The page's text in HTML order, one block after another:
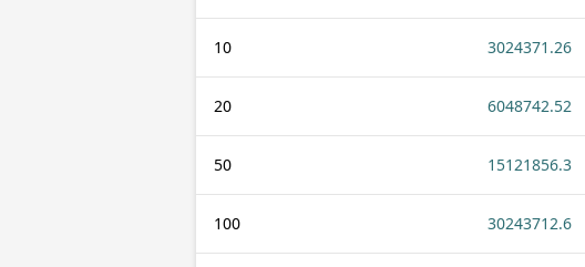
10 3024371.26
20 6048742.52
50 15121856.3
100 30243712.6